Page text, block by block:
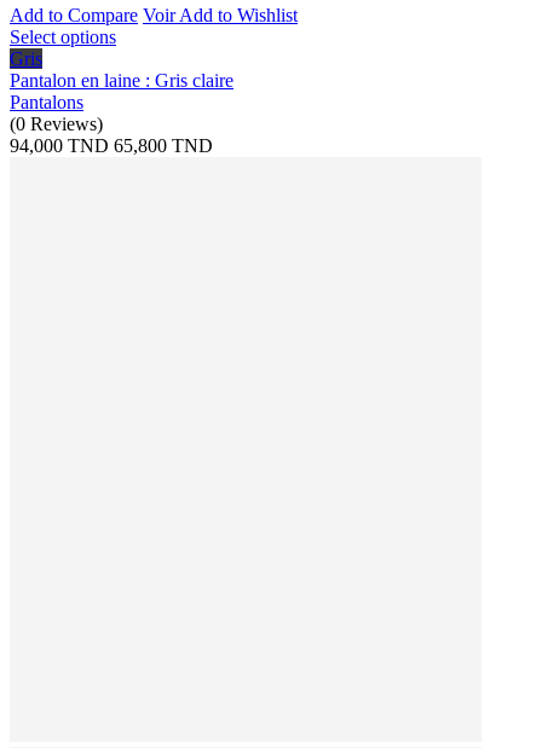
Add to Compare VoirAdd to Wishlist
Select options
Gris
Pantalon en laine : Gris claire
Pantalons
(0 Reviews)
94,000 TND 65,800 TND